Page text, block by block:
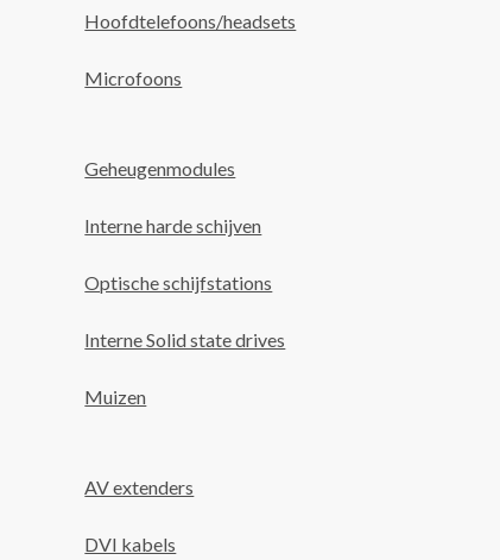
Hoofdtelefoons/headsets
Microfoons
Geheugenmodules
Interne harde schijven
Optische schijfstations
Interne Solid state drives
Muizen
AV extenders
DVI kabels